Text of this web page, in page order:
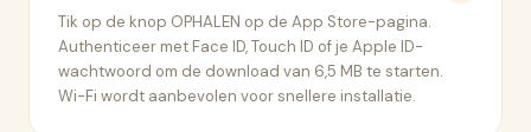
Tik op de knop OPHALEN op de App Store-pagina.
Authenticeer met Face ID, Touch ID of je Apple ID-
wachtwoord om de download van 6,5 MB te starten.
Wi-Fi wordt aanbevolen voor snellere installatie.